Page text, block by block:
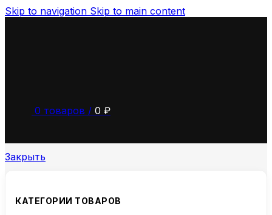
Skip to navigation Skip to main content
0 товаров / 0 ₽
Закрыть
КАТЕГОРИИ ТОВАРОВ